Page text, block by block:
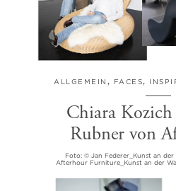
ALLGEMEIN , FACES,
Chiara
Rubner von
Foto: © Jan Federer_Kunst an
Afterhour Furniture_Kunst an der